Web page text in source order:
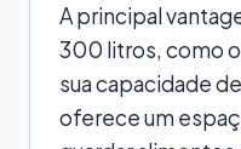
A principal
300 litros, como
sua capacidade
oferece um